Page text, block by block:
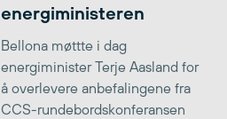
energiministeren
Bellona møttte i dag
energiminister Terje Aasland for
å overlevere anbefalingene fra
CCS-rundebordskonferansen